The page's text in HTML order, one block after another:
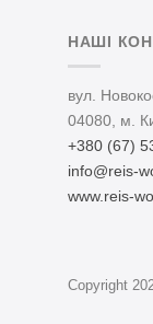
НАШІ
вул.
04080, м.
+380 (67)
info@reis-
www.reis-
Copyright